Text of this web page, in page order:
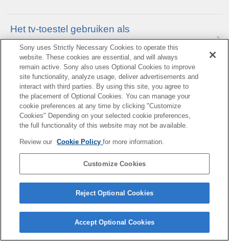
Het tv-toestel gebruiken als
middenluidspreker
Audio-indelingen
Instellingen van het audiosysteem openen
B-E71-100-64(1)
Copyright 2025 Sony Corporation
Sony uses Strictly Necessary Cookies to operate this
website. These cookies are essential, and will always
remain active. Sony also uses Optional Cookies to improve
site functionality, analyze usage, deliver advertisements and
interact with third parties. By using this site, you agree to
the placement of Optional Cookies. You can manage your
cookie preferences at any time by clicking "Customize
Cookies" Depending on your selected cookie preferences,
the full functionality of this website may not be available.
Review our Cookie Policyfor more information.
Customize Cookies
Reject Optional Cookies
Accept Optional Cookies